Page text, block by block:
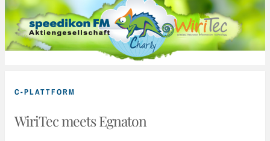
C-PLATTFORM
WiriTec meets Egnaton